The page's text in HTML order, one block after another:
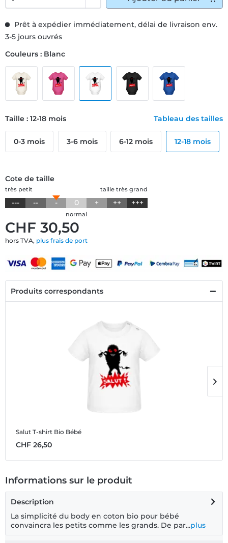
CHF 30,50
hors TVA, plus frais de port
Prêt à expédier immédiatement, délai de livraison env.
3-5 jours ouvrés
Couleurs : Blanc
Taille : 12-18 mois Tableau des tailles
0-3 mois 3-6 mois 6-12 mois 12-18 mois
Cote de taille
taille très grand
très petit
--- -- - 0 + ++ +++
normal
Produits correspondants
Salut T-shirt Bio Bébé
CHF 26,50
Informations sur le produit
Description
La simplicité du body en coton bio pour bébé
convaincra les petits comme les grands. De par...plus